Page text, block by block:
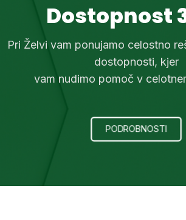
Dostopnost
Pri Želvi vam ponujamo celostno
dostopnosti, kjer
vam nudimo pomoč v
PODROBNOSTI